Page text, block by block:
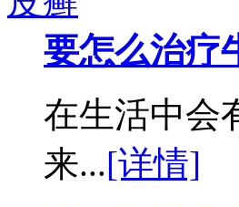
要怎么治疗
在生活中会
来...[详情]